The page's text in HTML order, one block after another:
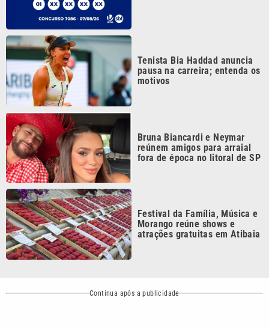
Tenista Bia Haddad anuncia
pausa na carreira; entenda os
motivos
Bruna Biancardi e Neymar
reúnem amigos para arraial
fora de época no litoral de SP
Festival da Família, Música e
Morango reúne shows e
atrações gratuitas em Atibaia
Continua após a publicidade